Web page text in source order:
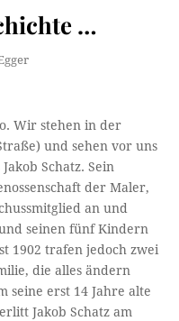
…
Wir stehen in der
und sehen vor uns
Schatz. Sein
der Maler,
an und
seinen fünf Kindern
1902 trafen jedoch zwei
die alles ändern
seine erst 14 Jahre alte
Jakob Schatz am